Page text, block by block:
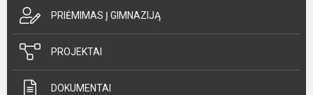
PRIĖMIMAS Į GIMNAZIJĄ
PROJEKTAI
DOKUMENTAI